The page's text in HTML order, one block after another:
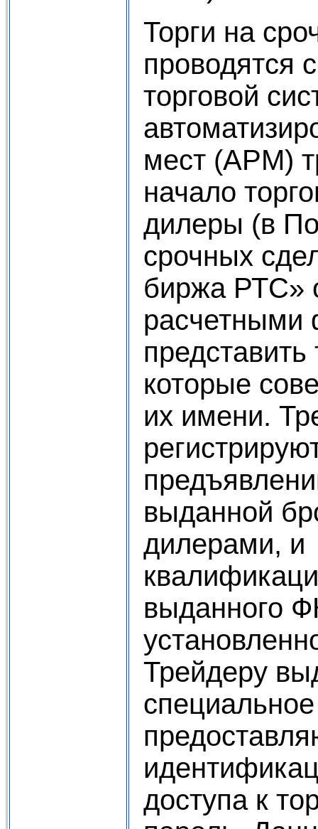
Торги на
проводятся
торговой
мест (АРМ)
начало
дилеры (в
срочных
биржа РТС»
которые
их имени.
выданной
дилерами, и
выданного
Трейдеру
доступа к